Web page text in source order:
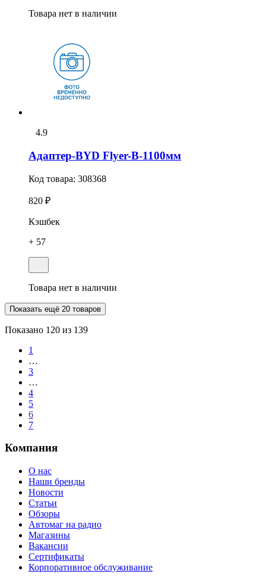
Товара нет в наличии
4.9
Адаптер-BYD Flyer-В-1100мм
Код товара: 308368
820 ₽
Кэшбек
+ 57
Товара нет в наличии
Показать ещё 20 товаров
Показано 120 из 139
1
…
3
…
4
5
6
7
Компания
О нас
Наши бренды
Новости
Статьи
Обзоры
Автомаг на радио
Магазины
Вакансии
Сертификаты
Корпоративное обслуживание